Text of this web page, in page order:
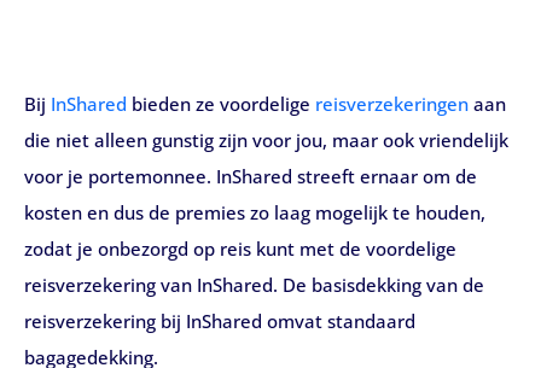
Bij InShared bieden ze voordelige reisverzekeringen aan
die niet alleen gunstig zijn voor jou, maar ook vriendelijk
voor je portemonnee. InShared streeft ernaar om de
kosten en dus de premies zo laag mogelijk te houden,
zodat je onbezorgd op reis kunt met de voordelige
reisverzekering van InShared. De basisdekking van de
reisverzekering bij InShared omvat standaard
bagagedekking.